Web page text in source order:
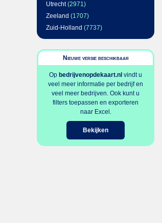
Utrecht(2971)
Zeeland (1707)
Zuid-Holland (7737)
Nieuwe versie beschikbaar
Op bedrijvenopdekaart.nl vindt u
veel meer informatie per bedrijf en
veel meer bedrijven. Ook kunt u
filters toepassen en exporteren
naar Excel.
Bekijken